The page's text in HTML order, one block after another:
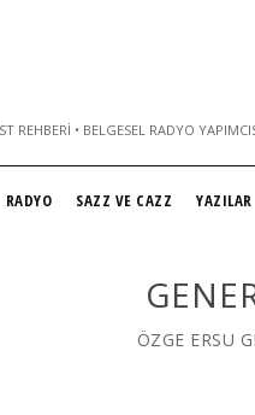
REHBERI • BELGESEL RADYO
RADYO SAZZ VE CAZZ YAZILAR
ÖZGE ERSU